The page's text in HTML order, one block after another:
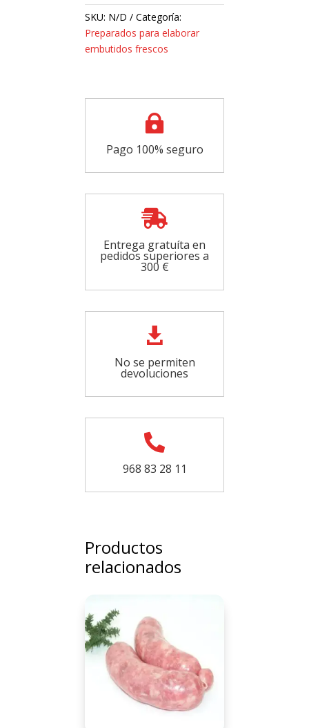
s/c
con
cereales
SKU: N/D
Categoría:
Preparados para elaborar
embutidos frescos

Pago 100% seguro

Entrega gratuíta en
pedidos superiores a
300 €

No se permiten
devoluciones

968 83 28 11
Productos
relacionados